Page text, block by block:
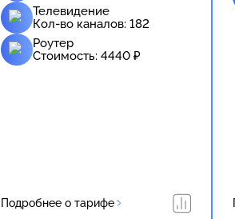
Телевидение
Кол-во каналов: 182
Роутер
Стоимость: 4440 ₽
Подробнее о тарифе